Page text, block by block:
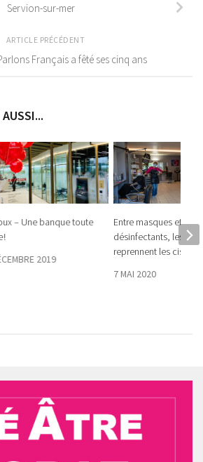
Servion-sur-mer
ARTICLE PRÉCÉDENT
Français a fêté ses cinq ans
– Une banque toute
!
2019
Entre masques et
désinfectants, les
reprennent les ciseaux
7 MAI 2020